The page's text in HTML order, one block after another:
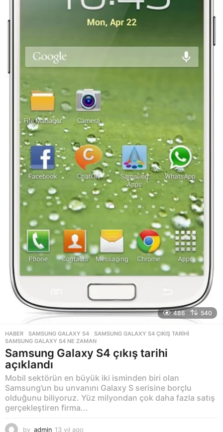
486 540
HABER SAMSUNG GALAXY S4 ,SAMSUNG GALAXY S4 ÇIKIŞ TARIHI
SAMSUNG GALAXY S4 NE ZAMAN
Samsung Galaxy S4 çıkış tarihi
açıklandı
Mobil sektörün en büyük iki isminden biri olan
Samsung’un bu unvanını Galaxy S serisine borçlu
olduğunu biliyoruz. Yüz milyondan çok daha fazla satış
gerçekleştiren firma...
by admin 13 yıl ago